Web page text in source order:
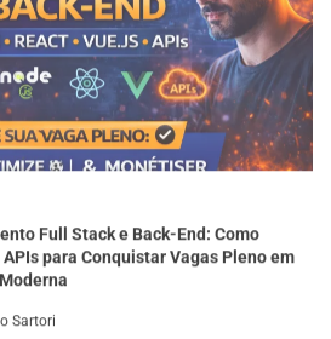
Full Stack e Back-End: Como
para Conquistar Vagas Pleno em
Sartori